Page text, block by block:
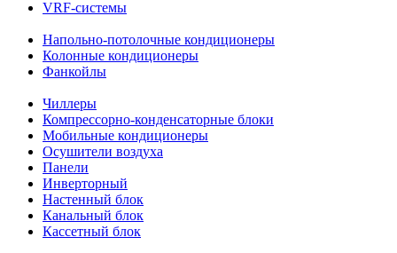
VRF-системы
Напольно-потолочные кондиционеры
Колонные кондиционеры
Фанкойлы
Чиллеры
Компрессорно-конденсаторные блоки
Мобильные кондиционеры
Осушители воздуха
Панели
Инверторный
Настенный блок
Канальный блок
Кассетный блок